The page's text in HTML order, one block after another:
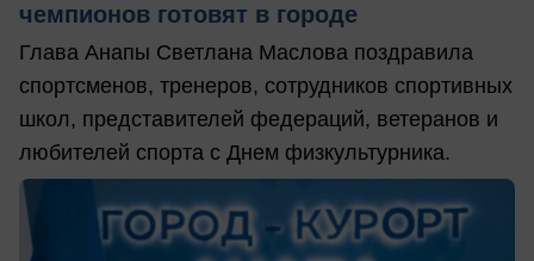
чемпионов готовят в городе
Глава Анапы Светлана Маслова поздравила
спортсменов, тренеров, сотрудников спортивных
школ, представителей федераций, ветеранов и
любителей спорта с Днем физкультурника.